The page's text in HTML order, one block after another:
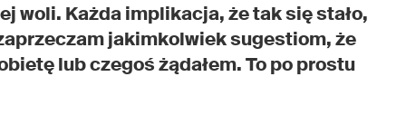
woli. Każda implikacja, że tak się stało,
jakimkolwiek sugestiom, że
lub czegoś żądałem. To po prostu